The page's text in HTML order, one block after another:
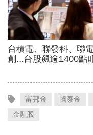
富邦金 國泰金
金融股